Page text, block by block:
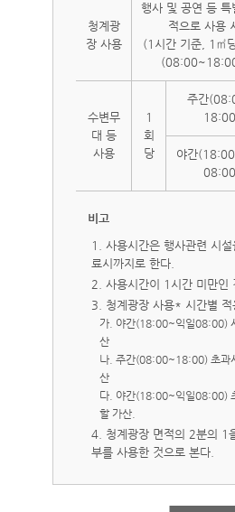
청계광
장 사용
행사 및 공연 등 특
적으로 사용
(1시간 기준, 1㎡
수변무
대 등
사용
1
회
당
주간
야간
비고
1. 사용시간은 행사관련 시
료시까지로 한다.
2. 사용시간이 1시간 미만인
3. 청계광장 사용* 시간별 적
가. 야간(18:00~익일08:00)
산
나. 주간(08:00~18:00) 초과
산
다. 야간(18:00~익일08:00)
할 가산.
4. 청계광장 면적의 2분의 1
부를 사용한 것으로 본다.